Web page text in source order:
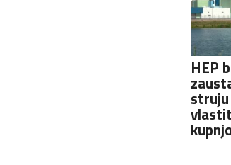
HEP